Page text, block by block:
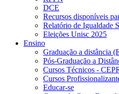
DCE
Recursos disponíveis
Relatório de Igualdade
Eleições Unisc 2025
Ensino
Graduação a distância
Pós-Graduação a
Cursos Técnicos -
Cursos
Educar-se